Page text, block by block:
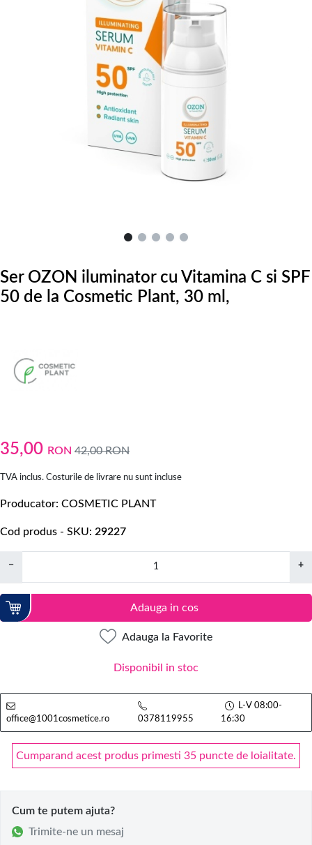
Ser OZON iluminator cu Vitamina C si SPF
50 de la Cosmetic Plant, 30 ml,
35,00 RON 42,00RON
TVA inclus. Costurile de livrare nu sunt incluse
Producator COSMETIC PLANT
Cod produs - SKU 29227
− +
Adauga in cos
Adauga la Favorite
Disponibil in stoc
office@1001cosmetice.ro 0378119955
L-V 08:00-
16:30
Cumparand acest produs primesti 35 puncte de loialitate.
Cum te putem ajuta?
Trimite-ne un mesaj